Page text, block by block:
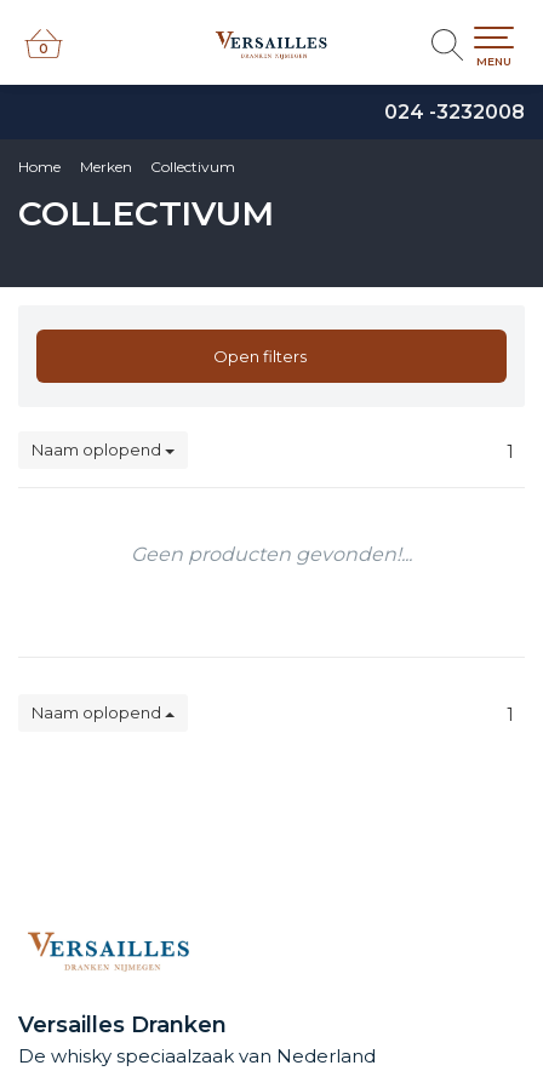
024 -3232008
0
0
MENU
Home Merken Collectivum
COLLECTIVUM
Open filters
Naam oplopend 1
Geen producten gevonden!...
Naam oplopend 1
Versailles Dranken
De whisky speciaalzaak van Nederland